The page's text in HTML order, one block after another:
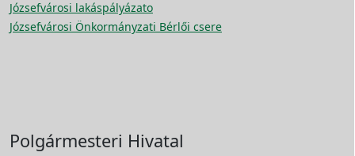
Józsefvárosi lakáspályázato
Józsefvárosi Önkormányzati Bérlői csere
Polgármesteri Hivatal